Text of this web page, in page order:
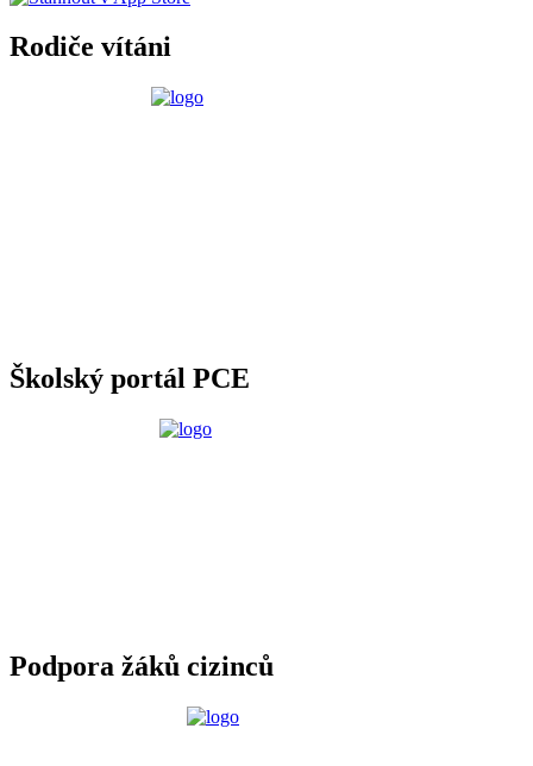
Rodiče vítáni
Školský portál PCE
Podpora žáků cizinců